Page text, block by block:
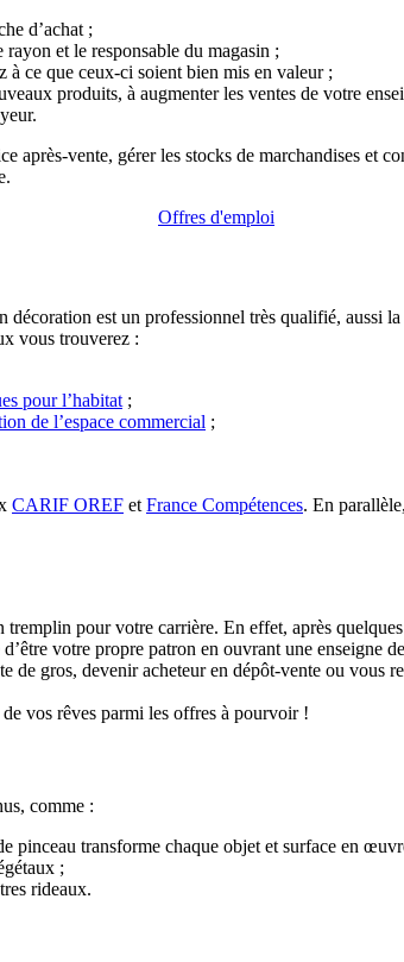
d’achat ;
et le responsable du magasin ;
ce que ceux-ci soient bien mis en valeur ;
produits, à augmenter les ventes de votre
après-vente, gérer les stocks de marchandises et
Offres d'emploi
est un professionnel très qualifié, aussi
vous trouverez :
pour l’habitat;
de l’espace commercial ;
CARIF OREF etFrance Compétences. En
pour votre carrière. En effet, après
votre propre patron en ouvrant une enseigne
de gros, devenir acheteur en dépôt-vente ou
vos rêves parmi les offres à pourvoir !
comme :
pinceau transforme chaque objet et surface en
;
rideaux.